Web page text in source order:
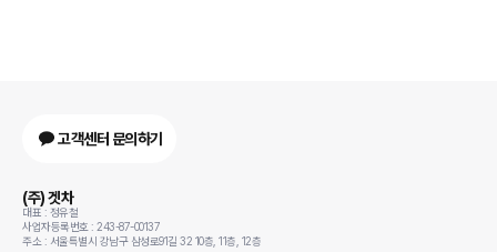
고객센터 문의하기
(주) 겟차
대표 : 정유철
사업자등록번호 : 243-87-00137
주소 : 서울특별시 강남구 삼성로91길 32 10층, 11층, 12층